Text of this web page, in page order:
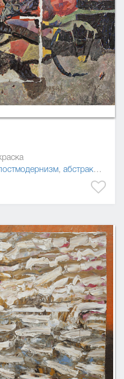
, абстракционизм